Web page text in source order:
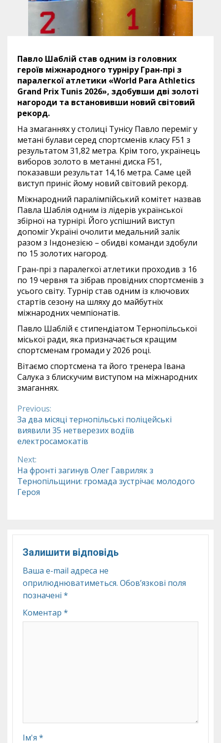
Павло Шаблій став одним із головних
героїв міжнародного турніру Гран-прі з
паралегкої атлетики «World Para Athletics
Grand Prix Tunis 2026», здобувши дві золоті
нагороди та встановивши новий світовий
рекорд.
На змаганнях у столиці Тунісу Павло переміг у
метані булави серед спортсменів класу F51 з
результатом 31,82 метра. Крім того, українець
виборов золото в метанні диска F51,
показавши результат 14,16 метра. Саме цей
виступ приніс йому новий світовий рекорд.
Міжнародний паралімпійський комітет назвав
Павла Шаблія одним із лідерів української
збірної на турнірі. Його успішний виступ
допоміг Україні очолити медальний залік
разом з Індонезією – обидві команди здобули
по 15 золотих нагород.
Гран-прі з паралегкої атлетики проходив з 16
по 19 червня та зібрав провідних спортсменів з
усього світу. Турнір став одним із ключових
стартів сезону на шляху до майбутніх
міжнародних чемпіонатів.
Павло Шаблій є стипендіатом Тернопільської
міської ради, яка призначається кращим
спортсменам громади у 2026 році.
Вітаємо спортсмена та його тренера Івана
Салука з блискучим виступом на міжнародних
змаганнях.
Continue
Reading
Previous:
За два місяці тернопільські поліцейські
виявили 35 нетверезих водіїв
електросамокатів
Next:
На фронті загинув Олег Гавриляк з
Тернопільщини: громада зустрічає молодого
Героя
Залишити відповідь
Ваша e-mail адреса не
оприлюднюватиметься. Обов’язкові поля
позначені *
Коментар *
Ім'я *